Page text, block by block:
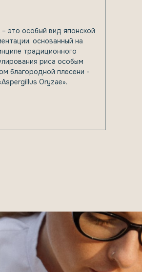
это особый вид японской
основанный на
традиционного
риса особым
благородной плесени -
Oryzae».